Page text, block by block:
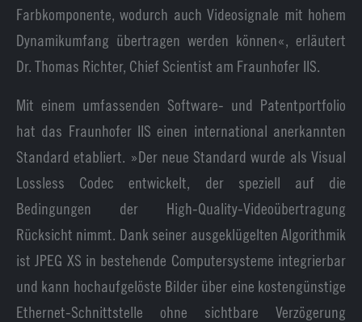
Farbkomponente, wodurch auch Videosignale mit hohem
Dynamikumfang übertragen werden können«, erläutert
Dr. Thomas Richter, Chief Scientist am Fraunhofer IIS.
Mit einem umfassenden Software- und Patentportfolio
hat das Fraunhofer IIS einen international anerkannten
Standard etabliert. »Der neue Standard wurde als Visual
Lossless Codec entwickelt, der speziell auf die
Bedingungen der High-Quality-Videoübertragung
Rücksicht nimmt. Dank seiner ausgeklügelten Algorithmik
ist JPEG XS in bestehende Computersysteme integrierbar
und kann hochaufgelöste Bilder über eine kostengünstige
Ethernet-Schnittstelle ohne sichtbare Verzögerung